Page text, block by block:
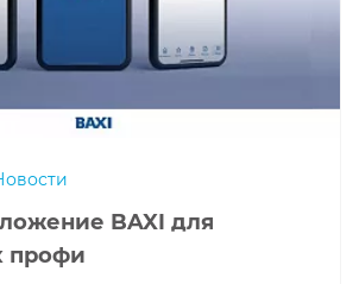
BAXI для
профи